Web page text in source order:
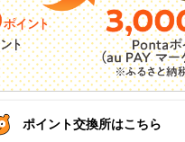
ポイント交換所はこちら